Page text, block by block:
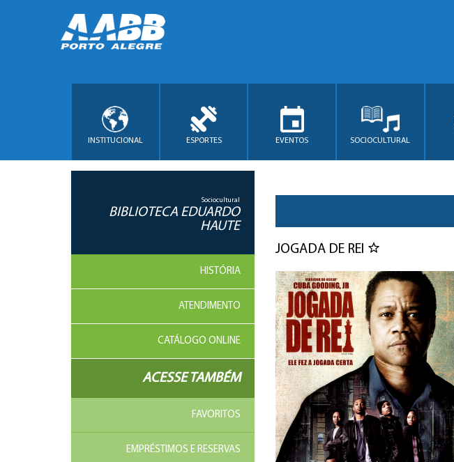
INSTITUCIONAL ESPORTES EVENTOS SOCIOCULTURAL
Sociocultural
BIBLIOTECA EDUARDO
HAUTE
HISTÓRIA
ATENDIMENTO
CATÁLOGO ONLINE
ACESSE TAMBÉM
FAVORITOS
EMPRÉSTIMOS E RESERVAS
JOGADA DE REI